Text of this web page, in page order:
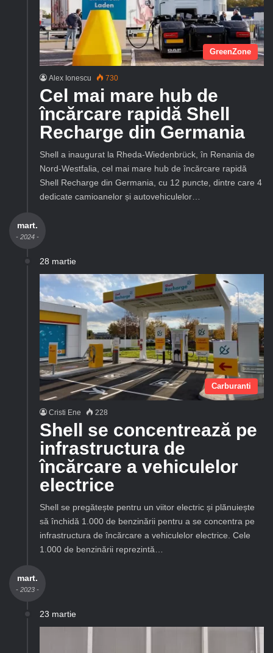
GreenZone
Alex Ionescu 730
Cel mai mare hub de
încărcare rapidă Shell
Recharge din Germania
Shell a inaugurat la Rheda-Wiedenbrück, în Renania de
Nord-Westfalia, cel mai mare hub de încărcare rapidă
Shell Recharge din Germania, cu 12 puncte, dintre care 4
dedicate camioanelor și autovehiculelor…
mart.
- 2024 -
28 martie
Carburanti
Cristi Ene 228
Shell se concentrează pe
infrastructura de
încărcare a vehiculelor
electrice
Shell se pregătește pentru un viitor electric și plănuiește
să închidă 1.000 de benzinării pentru a se concentra pe
infrastructura de încărcare a vehiculelor electrice. Cele
1.000 de benzinării reprezintă…
mart.
- 2023 -
23 martie